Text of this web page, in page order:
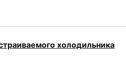
холодильника